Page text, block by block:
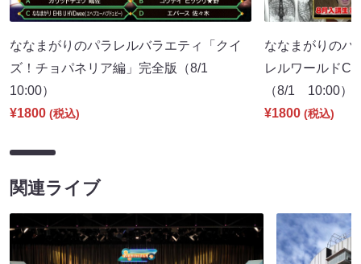
ななまがりのパラレルバラエティ「クイ
ズ！チョパネリア編」完全版（8/1
10:00）
¥1800 (税込)
ななまがりのパ
レルワールド
（8/1 10:00）
¥1800 (税込)
関連ライブ